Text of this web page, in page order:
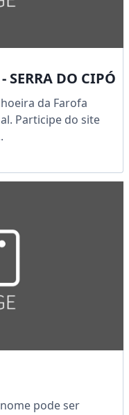
SERRA DO CIPÓ
da Farofa
Participe do site
pode ser